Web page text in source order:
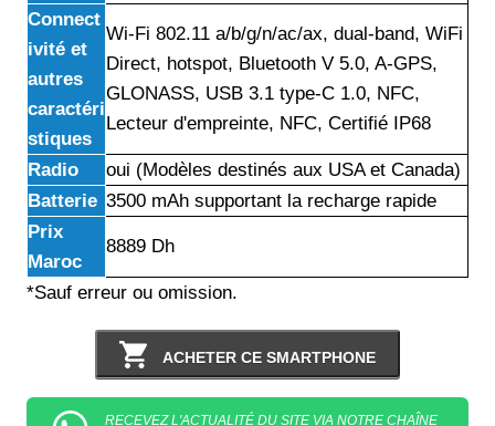
Connect
ivité et
autres
caractéri
stiques
Wi-Fi 802.11 a/b/g/n/ac/ax, dual-band, WiFi
Direct, hotspot, Bluetooth V 5.0, A-GPS,
GLONASS, USB 3.1 type-C 1.0, NFC,
Lecteur d'empreinte, NFC, Certifié IP68
Radio
oui (Modèles destinés aux USA et Canada)
Batterie 3500 mAh supportant la recharge rapide
Prix
Maroc
8889 Dh
*Sauf erreur ou omission.
ACHETER CE SMARTPHONE
RECEVEZ L'ACTUALITÉ DU SITE VIA NOTRE CHAÎNE